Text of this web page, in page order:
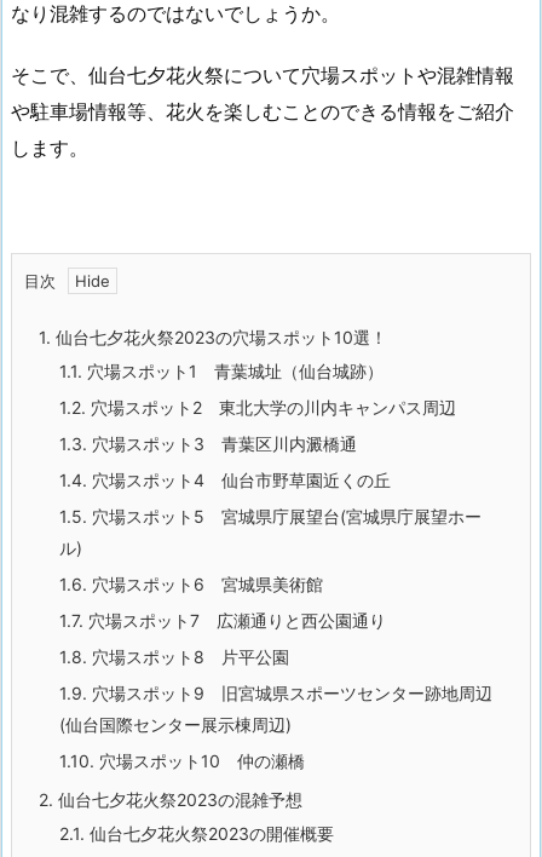
なり混雑するのではないでしょうか。
そこで、仙台七夕花火祭について穴場スポットや混雑情報
や駐車場情報等、花火を楽しむことのできる情報をご紹介
します。
目次
1. 仙台七夕花火祭2023の穴場スポット10選！
1.1. 穴場スポット1 青葉城址（仙台城跡）
1.2. 穴場スポット2 東北大学の川内キャンパス周辺
1.3. 穴場スポット3 青葉区川内澱橋通
1.4. 穴場スポット4 仙台市野草園近くの丘
1.5. 穴場スポット5 宮城県庁展望台(宮城県庁展望ホー
ル)
1.6. 穴場スポット6 宮城県美術館
1.7. 穴場スポット7 広瀬通りと西公園通り
1.8. 穴場スポット8 片平公園
1.9. 穴場スポット9 旧宮城県スポーツセンター跡地周辺
(仙台国際センター展示棟周辺)
1.10. 穴場スポット10 仲の瀬橋
2. 仙台七夕花火祭2023の混雑予想
2.1. 仙台七夕花火祭2023の開催概要